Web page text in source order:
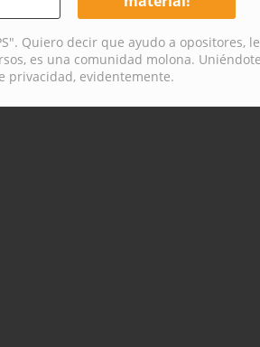
Quiero decir que ayudo a opositores,
es una comunidad molona.
privacidad, evidentemente.